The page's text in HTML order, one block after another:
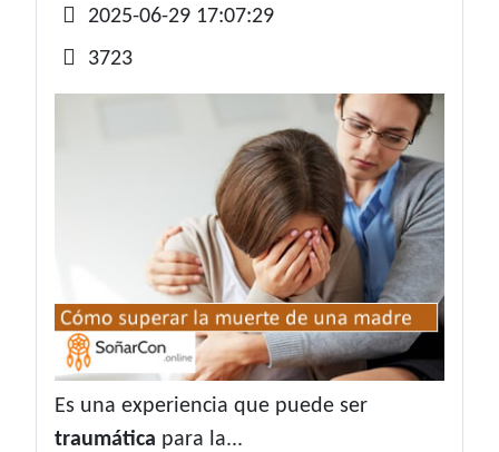
Detalles
2025-06-29 17:07:29
3723
Es una experiencia que puede ser
traumática para la...